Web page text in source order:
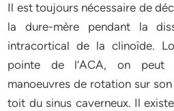
Il est toujours nécessaire de
la dure-mère pendant la
intracortical de la clinoïde.
pointe de l’ACA, on
manoeuvres de rotation sur
toit du sinus caverneux. Il